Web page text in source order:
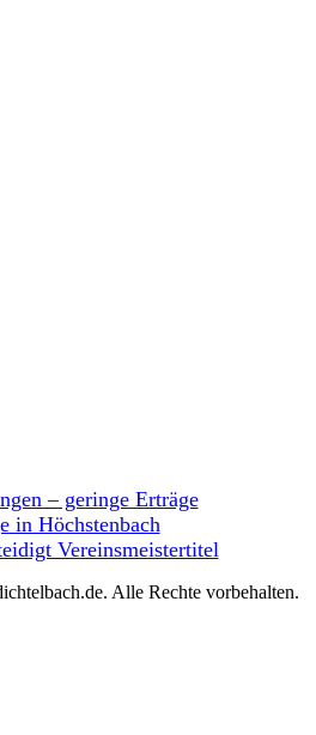
– geringe Erträge
in Höchstenbach
Vereinsmeistertitel
Alle Rechte vorbehalten.